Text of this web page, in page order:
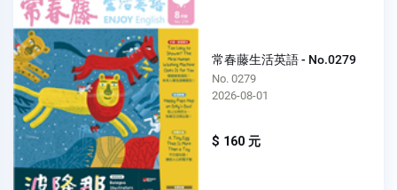
常春藤生活英語 - No.0279
No. 0279
2026-08-01
$ 160 元